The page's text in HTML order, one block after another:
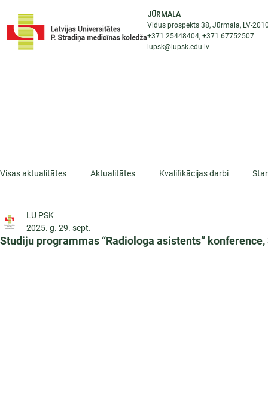
JŪRMALA
Vidus prospekts 38, Jūrmala, LV-
+371 25448404, +371 67752507
lupsk@lupsk.edu.lv
Visas aktualitātes Aktualitātes Kvalifikācijas darbi
ESF projekti
Studiju programmas “Radiologa asistents”
LU PSK
2025. g. 29. sept.